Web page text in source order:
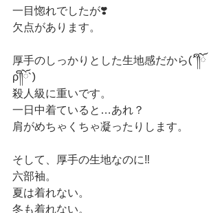
一目惚れでしたが❣️
欠点があります。
厚手のしっかりとした生地感だから(´༎ຶོ
ρ༎ຶོ`)
殺人級に重いです。
一日中着ていると…あれ？
肩がめちゃくちゃ凝ったりします。
そして、厚手の生地なのに‼️
六部袖。
夏は着れない。
冬も着れない。